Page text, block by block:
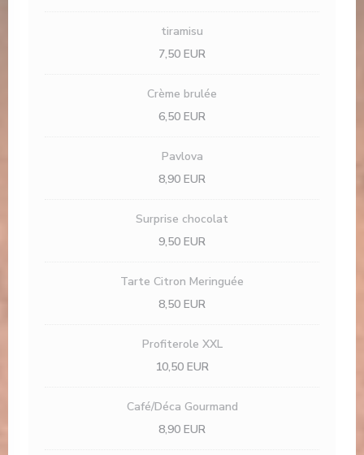
tiramisu
7,50 EUR
Crème brulée
6,50 EUR
Pavlova
8,90 EUR
Surprise chocolat
9,50 EUR
Tarte Citron Meringuée
8,50 EUR
Profiterole XXL
10,50 EUR
Café/Déca Gourmand
8,90 EUR